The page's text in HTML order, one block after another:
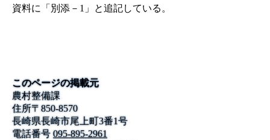
資料に「別添－1」と追記している。
このページの掲載元
農村整備課
住所〒850-8570
長崎県長崎市尾上町3番1号
電話番号 095-895-2961